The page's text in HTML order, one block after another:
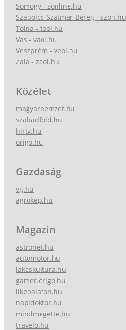
Somogy - sonline.hu
Szabolcs-Szatmár-Bereg - szon.hu
Tolna - teol.hu
Vas - vaol.hu
Veszprém - veol.hu
Zala - zaol.hu
Közélet
magyarnemzet.hu
szabadfold.hu
hirtv.hu
origo.hu
Gazdaság
vg.hu
agrokep.hu
Magazin
astronet.hu
automotor.hu
lakaskultura.hu
gamer.origo.hu
likebalaton.hu
napidoktor.hu
mindmegette.hu
travelo.hu